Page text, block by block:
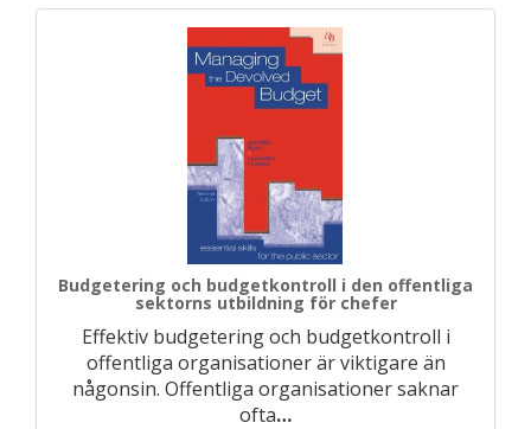
Budgetering och budgetkontroll i den offentliga
sektorns utbildning för chefer
Effektiv budgetering och budgetkontroll i
offentliga organisationer är viktigare än
någonsin. Offentliga organisationer saknar
ofta…